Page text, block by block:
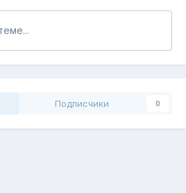
Подписчики 0